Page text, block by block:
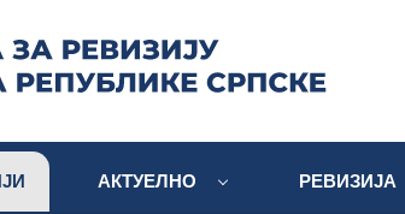
АКТУЕЛНО РЕВИЗИЈА